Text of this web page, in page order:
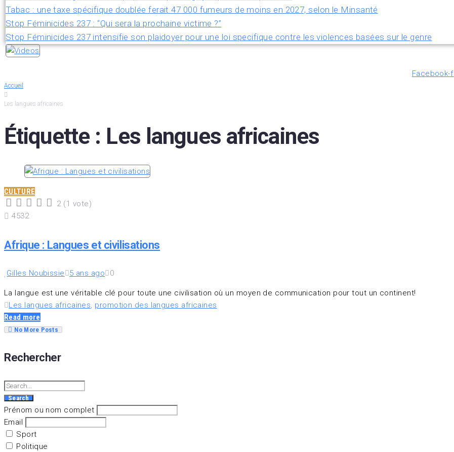
Tabac : une taxe spécifique doublée ferait 47 000 fumeurs de moins en 2027, selon le Minsanté
Stop Féminicides 237 : “Qui sera la prochaine victime ?”
Stop Féminicides 237 intensifie son plaidoyer pour une loi specifique contre les violences basées sur le genre
Facebook-f
Accueil
Les langues africaines
Étiquette : Les langues africaines
CULTURE
3
2
1
2(1 vote)
4532
Afrique : Langues et civilisations
Gilles Noubissie 5 ans ago 0
La langue est une véritable clé pour toute une civilisation où un moyen de communication pour tout un continent!
Les langues africaines, promotion des langues africaines
Read more
No More Posts
Rechercher
Search
for:
Search
Prénom ou nom complet
Email
Sport
Politique